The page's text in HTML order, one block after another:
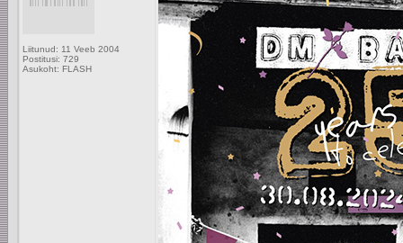
Liitunud: 11 Veeb 2004
Postitusi: 729
Asukoht: FLASH